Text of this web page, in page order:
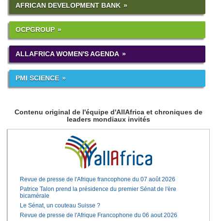
AFRICAN DEVELOPMENT BANK
OCPGROUP
ALLAFRICA WOMEN'S AGENDA
PMI SCIENCE
Contenu original de l'équipe d'AllAfrica et chroniques de
leaders mondiaux invités
Revue de presse de l'Afrique francophone du 07 août 2026
Patrice Talon prend la présidence du premier Sénat de l'ère
bicamérale
Le Sénat, un couteau Suisse ?
Revue de presse de l'Afrique Francophone du 06 aout 2026